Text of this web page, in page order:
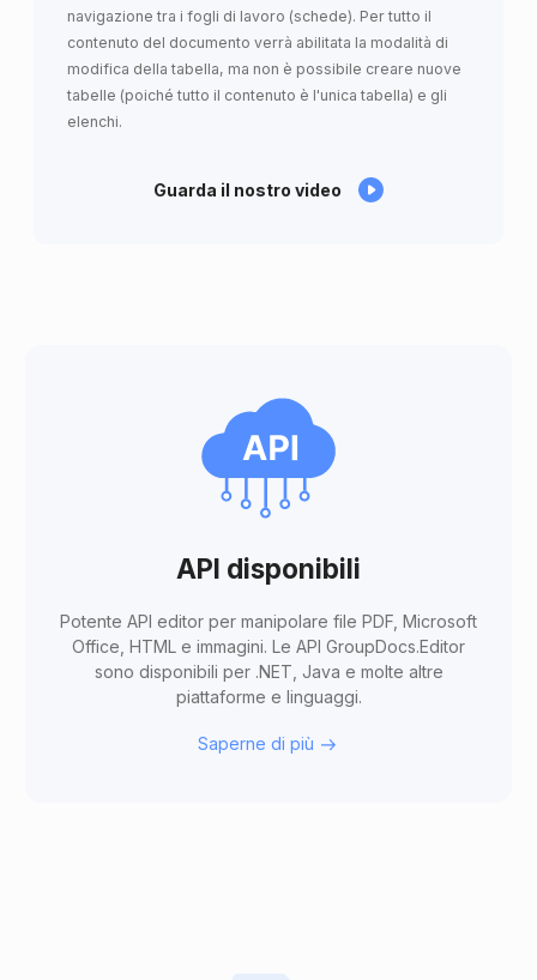
navigazione tra i fogli di lavoro (schede). Per tutto il
contenuto del documento verrà abilitata la modalità di
modifica della tabella, ma non è possibile creare nuove
tabelle (poiché tutto il contenuto è l'unica tabella) e gli
elenchi.
Guarda il nostro video
API disponibili
Potente API editor per manipolare file PDF, Microsoft
Office, HTML e immagini. Le API GroupDocs.Editor
sono disponibili per .NET, Java e molte altre
piattaforme e linguaggi.
Saperne di più